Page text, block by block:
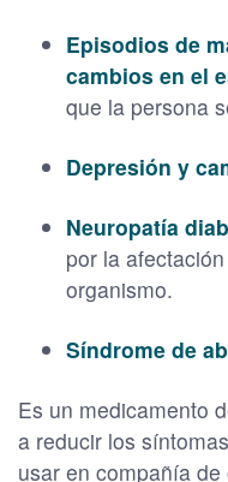
Episodios de
cambios en el
que la persona
Depresión y
Neuropatía
por la
organismo.
Síndrome de
Es un medicamento
a reducir los
usar en compañía